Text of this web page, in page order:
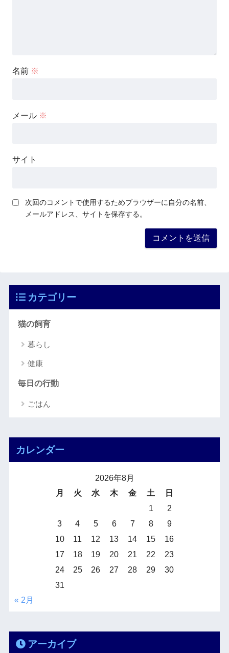
名前 ※
メール ※
サイト
次回のコメントで使用するためブラウザーに自分の名前、
メールアドレス、サイトを保存する。
カテゴリー
猫の飼育
暮らし
健康
毎日の行動
ごはん
カレンダー
2026年8月
月
火 水 木 金 土
日
1
2
3
4 5 6 7 8
9
10
11 12 13 14 15
16
17
18 19 20 21 22
23
24
25 26 27 28 29
30
31
« 2月
アーカイブ